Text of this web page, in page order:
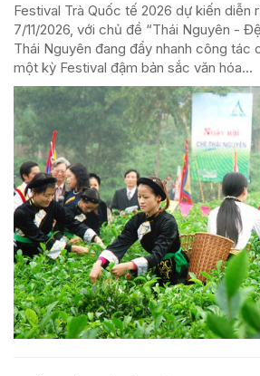
Festival Trà Quốc tế 2026 dự kiến diễn
7/11/2026, với chủ đề “Thái Nguyên -
Thái Nguyên đang đẩy nhanh công tác
một kỳ Festival đậm bản sắc văn hóa...